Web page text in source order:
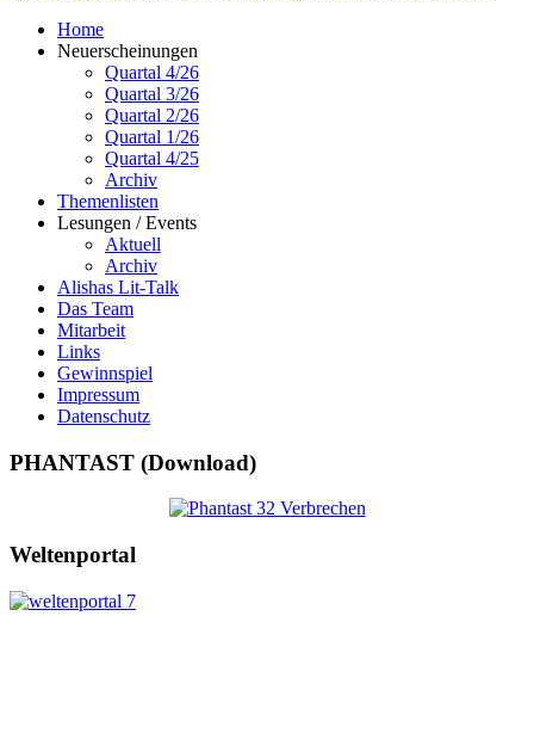
Home
Neuerscheinungen
Quartal 4/26
Quartal 3/26
Quartal 2/26
Quartal 1/26
Quartal 4/25
Archiv
Themenlisten
Lesungen / Events
Aktuell
Archiv
Alishas Lit-Talk
Das Team
Mitarbeit
Links
Gewinnspiel
Impressum
Datenschutz
PHANTAST (Download)
Weltenportal